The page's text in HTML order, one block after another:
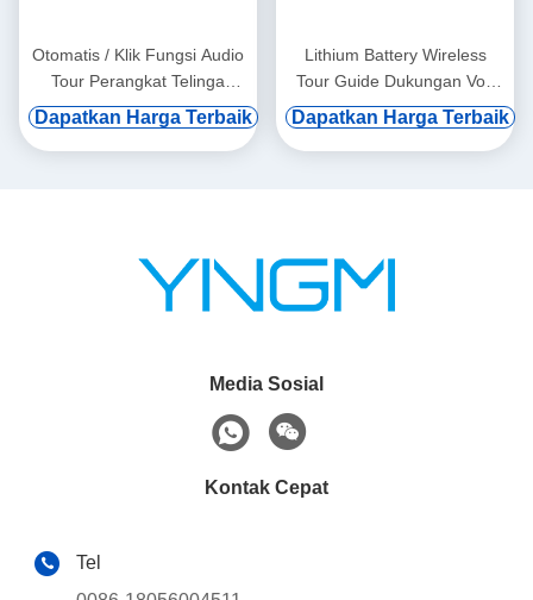
Otomatis / Klik Fungsi Audio
Tour Perangkat Telinga
Gantung
Dapatkan Harga Terbaik
Lithium Battery Wireless
Tour Guide Dukungan Vod
Digital Dan Induksi Otomatis
Dapatkan Harga Terbaik
Media Sosial
Kontak Cepat
Tel